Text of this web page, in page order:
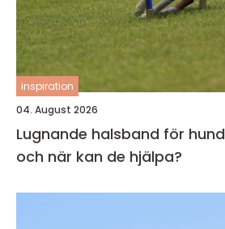
inspiration
04. August 2026
Lugnande halsband för hund hur fungerar de
och när kan de hjälpa?